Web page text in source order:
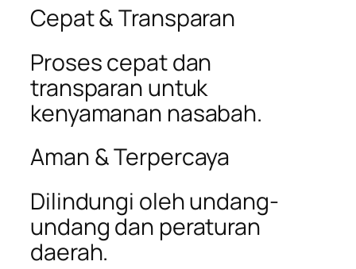
Cepat & Transparan
Proses cepat dan
transparan untuk
kenyamanan nasabah.
Aman & Terpercaya
Dilindungi oleh undang-
undang dan peraturan
daerah.